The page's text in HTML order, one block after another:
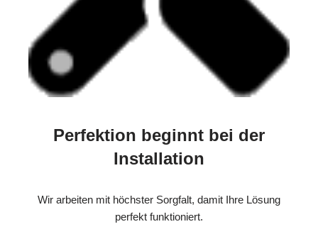
Perfektion beginnt bei der
Installation
Wir arbeiten mit höchster Sorgfalt, damit Ihre Lösung
perfekt funktioniert.